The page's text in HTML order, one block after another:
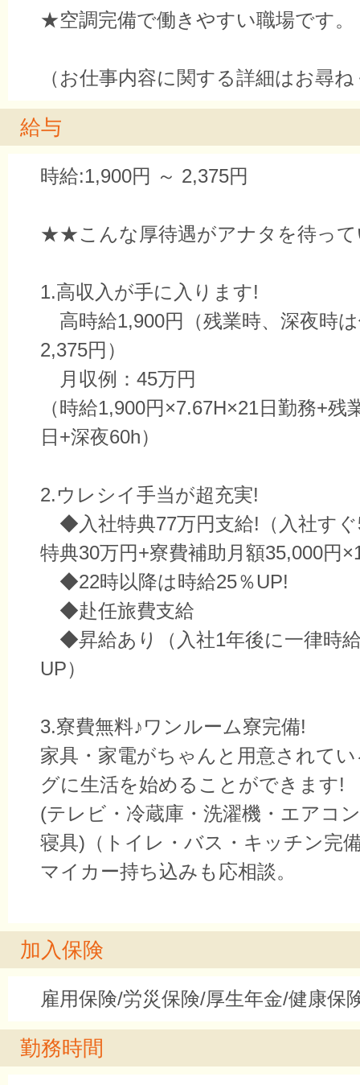
★空調完備で働きやすい職場です。
（お仕事内容に関する詳細はお尋
給与
時給:1,900円 ～ 2,375円
★★こんな厚待遇がアナタを待っ
1.高収入が手に入ります!
高時給1,900円（残業時、深夜時
2,375円）
月収例：45万円
（時給1,900円×7.67H×21日勤務+残
日+深夜60h）
2.ウレシイ手当が超充実!
◆入社特典77万円支給!（入社すぐ
特典30万円+寮費補助月額35,000円
◆22時以降は時給25％UP!
◆赴任旅費支給
◆昇給あり（入社1年後に一律時
UP）
3.寮費無料♪ワンルーム寮完備!
家具・家電がちゃんと用意されて
グに生活を始めることができます!
(テレビ・冷蔵庫・洗濯機・エアコ
寝具)（トイレ・バス・キッチン完
マイカー持ち込みも応相談。
加入保険
雇用保険/労災保険/厚生年金/健康保
勤務時間